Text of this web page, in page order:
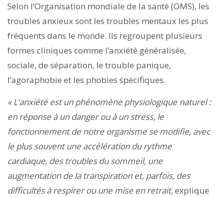
Selon l’Organisation mondiale de la santé (OMS), les
troubles anxieux sont les troubles mentaux les plus
fréquents dans le monde. Ils regroupent plusieurs
formes cliniques comme l’anxiété généralisée,
sociale, de séparation, le trouble panique,
l’agoraphobie et les phobies spécifiques.
« L’anxiété est un phénomène physiologique naturel :
en réponse à un danger ou à un stress, le
fonctionnement de notre organisme se modifie, avec
le plus souvent une accélération du rythme
cardiaque, des troubles du sommeil, une
augmentation de la transpiration et, parfois, des
difficultés à respirer ou une mise en retrait, explique